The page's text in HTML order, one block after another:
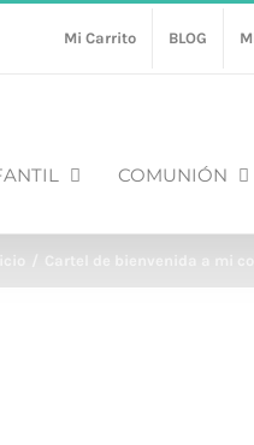
Mi Carrito BLOG
COMUNIÓN
Cartel de bienvenida a mi